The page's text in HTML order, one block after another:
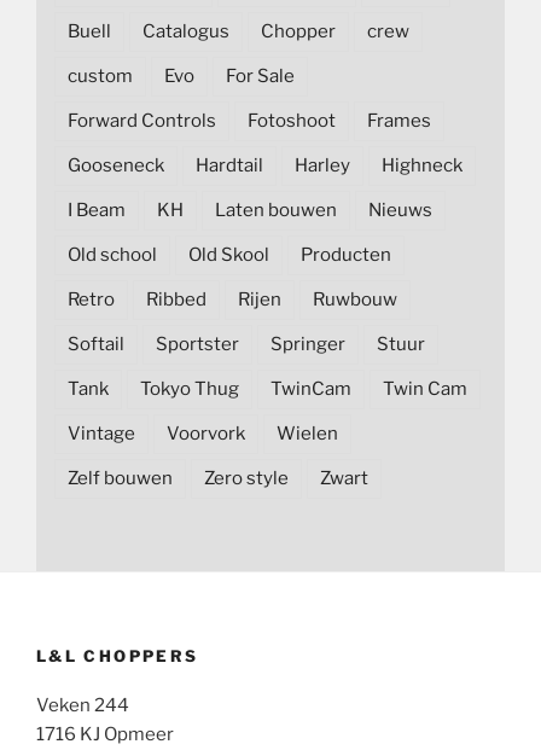
Buell Catalogus Chopper crew
custom Evo For Sale
Forward Controls Fotoshoot Frames
Gooseneck Hardtail Harley Highneck
I Beam KH Laten bouwen Nieuws
Old school Old Skool Producten
Retro Ribbed Rijen Ruwbouw
Softail Sportster Springer Stuur
Tank Tokyo Thug TwinCam Twin Cam
Vintage Voorvork Wielen
Zelf bouwen Zero style Zwart
L&L CHOPPERS
Veken 244
1716 KJ Opmeer